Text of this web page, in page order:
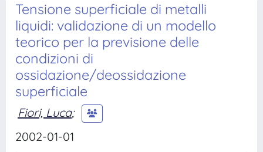
Tensione superficiale di metalli
liquidi: validazione di un modello
teorico per la previsione delle
condizioni di
ossidazione/deossidazione
superficiale
Fiori, Luca;
2002-01-01